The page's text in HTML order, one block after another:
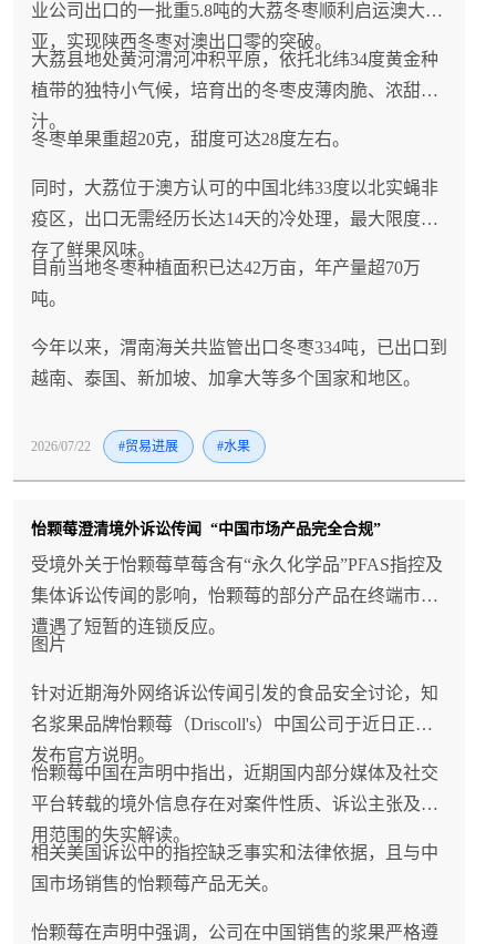
业公司出口的一批重5.8吨的大荔冬枣顺利启运澳大利
亚，实现陕西冬枣对澳出口零的突破。
大荔县地处黄河渭河冲积平原，依托北纬34度黄金种
植带的独特小气候，培育出的冬枣皮薄肉脆、浓甜多
汁。
冬枣单果重超20克，甜度可达28度左右。
同时，大荔位于澳方认可的中国北纬33度以北实蝇非
疫区，出口无需经历长达14天的冷处理，最大限度留
存了鲜果风味。
目前当地冬枣种植面积已达42万亩，年产量超70万
吨。
今年以来，渭南海关共监管出口冬枣334吨，已出口到
越南、泰国、新加坡、加拿大等多个国家和地区。
2026/07/22 #贸易进展 #水果
怡颗莓澄清境外诉讼传闻 “中国市场产品完全合规”
受境外关于怡颗莓草莓含有“永久化学品”PFAS指控及
集体诉讼传闻的影响，怡颗莓的部分产品在终端市场
遭遇了短暂的连锁反应。
图片
针对近期海外网络诉讼传闻引发的食品安全讨论，知
名浆果品牌怡颗莓（Driscoll's）中国公司于近日正式
发布官方说明。
怡颗莓中国在声明中指出，近期国内部分媒体及社交
平台转载的境外信息存在对案件性质、诉讼主张及适
用范围的失实解读。
相关美国诉讼中的指控缺乏事实和法律依据，且与中
国市场销售的怡颗莓产品无关。
怡颗莓在声明中强调，公司在中国销售的浆果严格遵